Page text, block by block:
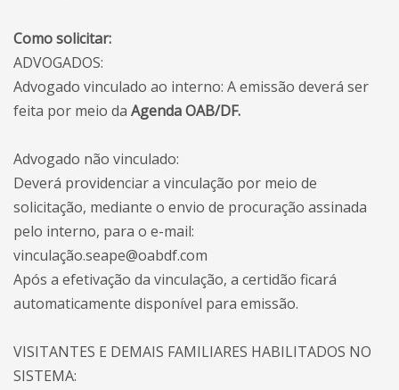
Como solicitar:
ADVOGADOS:
Advogado vinculado ao interno: A emissão deverá ser
feita por meio da Agenda OAB/DF.
Advogado não vinculado:
Deverá providenciar a vinculação por meio de
solicitação, mediante o envio de procuração assinada
pelo interno, para o e-mail:
vinculação.seape@oabdf.com
Após a efetivação da vinculação, a certidão ficará
automaticamente disponível para emissão.
VISITANTES E DEMAIS FAMILIARES HABILITADOS NO
SISTEMA: